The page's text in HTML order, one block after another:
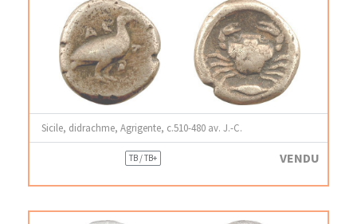
Sicile, didrachme, Agrigente, c.510-480 av. J.-C.
TB / TB+ VENDU